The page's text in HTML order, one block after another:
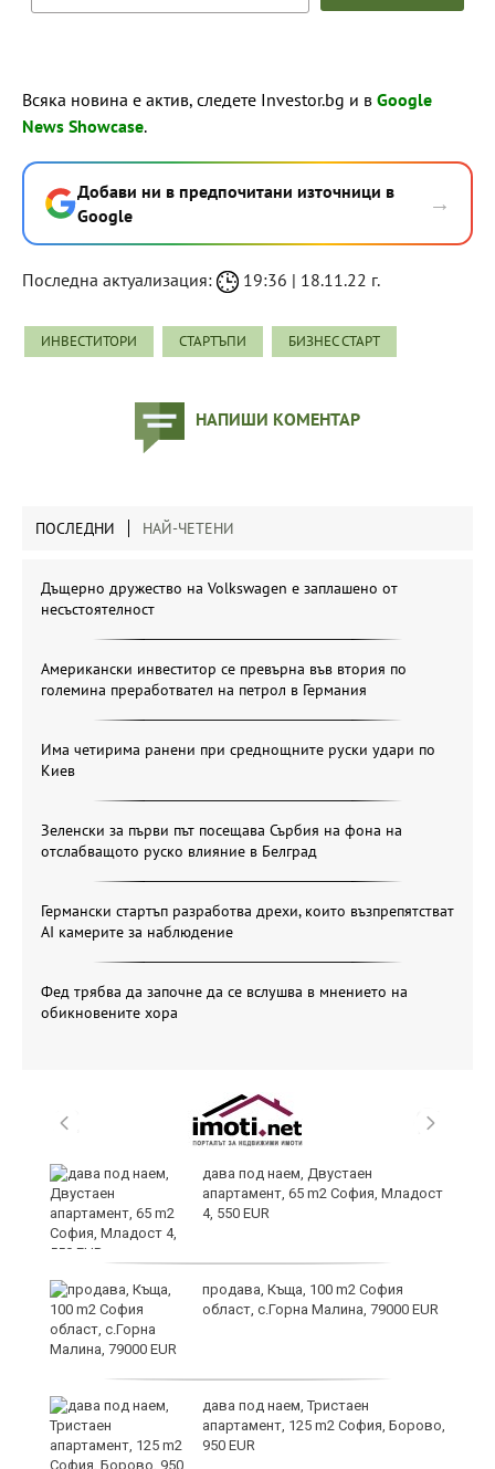
Всяка новина е актив, следете Investor.bg и в Google
News Showcase.
Добави ни в предпочитани източници в
Google
→
Последна актуализация: 19:36 | 18.11.22 г.
ИНВЕСТИТОРИ СТАРТЪПИ БИЗНЕС СТАРТ
НАПИШИ КОМЕНТАР
ПОСЛЕДНИ НАЙ-ЧЕТЕНИ
Дъщерно дружество на Volkswagen е заплашено от
несъстоятелност
Американски инвеститор се превърна във втория по
големина преработвател на петрол в Германия
Има четирима ранени при среднощните руски удари по
Киев
Зеленски за първи път посещава Сърбия на фона на
отслабващото руско влияние в Белград
Германски стартъп разработва дрехи, които възпрепятстват
AI камерите за наблюдение
Фед трябва да започне да се вслушва в мнението на
обикновените хора
дава под наем, Двустаен
апартамент, 65 m2 София, Младост
4, 550 EUR
продава, Къща, 100 m2 София
област, с.Горна Малина, 79000 EUR
дава под наем, Тристаен
апартамент, 125 m2 София, Борово,
950 EUR